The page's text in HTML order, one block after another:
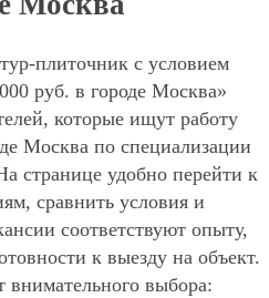
плиточник с условием
руб. в городе Москва»
которые ищут работу
Москва по специализации
странице удобно перейти к
сравнить условия и
соответствуют опыту,
к выезду на объект.
внимательного выбора: